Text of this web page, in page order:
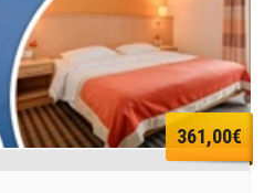
361,00€